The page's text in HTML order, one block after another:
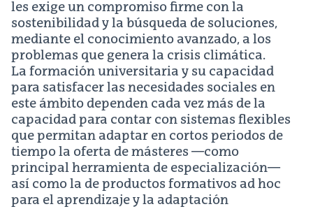
les exige un compromiso firme con la
sostenibilidad y la búsqueda de soluciones,
mediante el conocimiento avanzado, a los
problemas que genera la crisis climática.
La formación universitaria y su capacidad
para satisfacer las necesidades sociales en
este ámbito dependen cada vez más de la
capacidad para contar con sistemas flexibles
que permitan adaptar en cortos periodos de
tiempo la oferta de másteres —como
principal herramienta de especialización—
así como la de productos formativos ad hoc
para el aprendizaje y la adaptación